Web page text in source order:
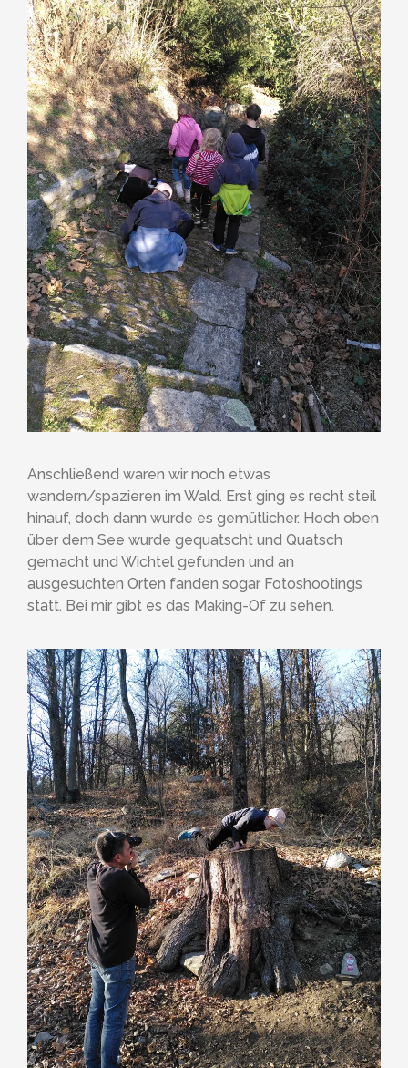
Anschließend waren wir noch etwas
wandern/spazieren im Wald. Erst ging es recht steil
hinauf, doch dann wurde es gemütlicher. Hoch oben
über dem See wurde gequatscht und Quatsch
gemacht und Wichtel gefunden und an
ausgesuchten Orten fanden sogar Fotoshootings
statt. Bei mir gibt es das Making-Of zu sehen.